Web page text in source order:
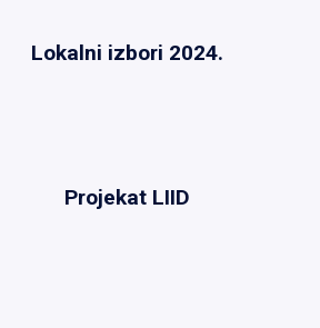
Lokalni izbori 2024.
Projekat LIID